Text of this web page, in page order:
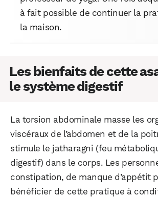
à fait possible de continuer la
la maison.
Les bienfaits de cette
le système digestif
La torsion abdominale masse les
viscéraux de l’abdomen et de la
stimule le jatharagni (feu
digestif) dans le corps. Les
constipation, de manque d’appétit
bénéficier de cette pratique à